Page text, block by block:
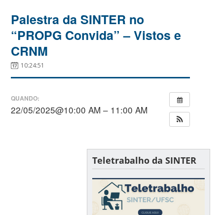
Palestra da SINTER no
“PROPG Convida” – Vistos e
CRNM
10:24:51
QUANDO:
22/05/2025@10:00 AM – 11:00 AM
Teletrabalho da SINTER